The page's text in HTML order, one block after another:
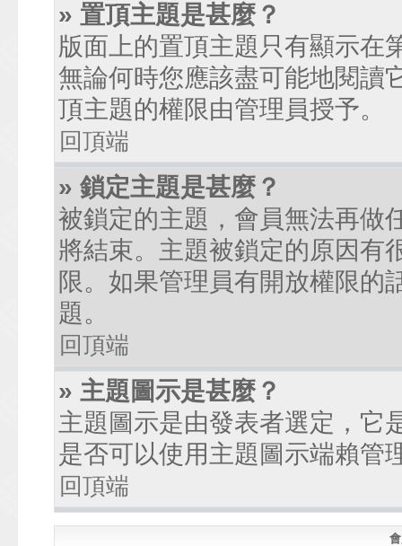
» 置頂主題是甚麼？
版面上的置頂主題只有顯示在
無論何時您應該盡可能地閱讀
頂主題的權限由管理員授予。
回頂端
» 鎖定主題是甚麼？
被鎖定的主題，會員無法再做
將結束。主題被鎖定的原因有
限。如果管理員有開放權限的
題。
回頂端
» 主題圖示是甚麼？
主題圖示是由發表者選定，它
是否可以使用主題圖示端賴管
回頂端